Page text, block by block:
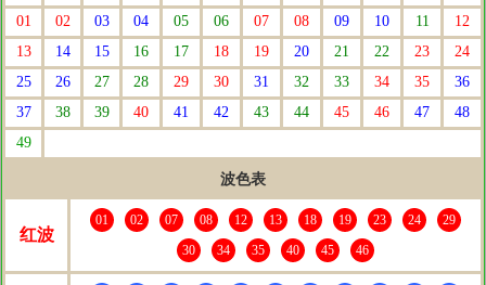
01
02 03 04 05 06 07 08 09 10 11
12
13
14 15 16 17 18 19 20 21 22 23
24
25
26 27 28 29 30 31 32 33 34 35
36
37
38 39 40 41 42 43 44 45 46 47
48
49
波色表
红波
01 02 07 08 12 13 18 19 23 24
29
30
34 35 40 45 46